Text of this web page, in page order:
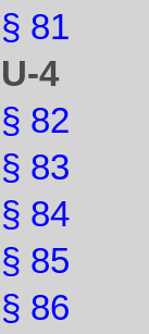
§ 81
U-4
§ 82
§ 83
§ 84
§ 85
§ 86